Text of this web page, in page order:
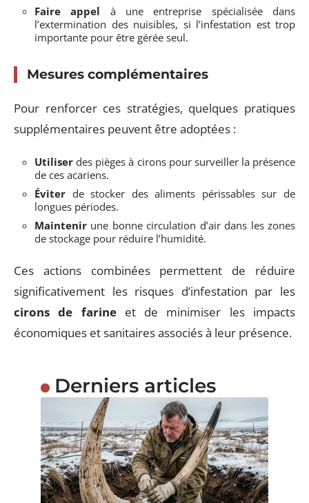
Faire appel à une entreprise spécialisée dans
l’extermination des nuisibles, si l’infestation est trop
importante pour être gérée seul.
Mesures complémentaires
Pour renforcer ces stratégies, quelques pratiques
supplémentaires peuvent être adoptées :
Utiliser des pièges à cirons pour surveiller la présence
de ces acariens.
Éviter de stocker des aliments périssables sur de
longues périodes.
Maintenir une bonne circulation d’air dans les zones
de stockage pour réduire l’humidité.
Ces actions combinées permettent de réduire
significativement les risques d’infestation par les
cirons de farineet de minimiser les impacts
économiques et sanitaires associés à leur présence.
Derniers articles